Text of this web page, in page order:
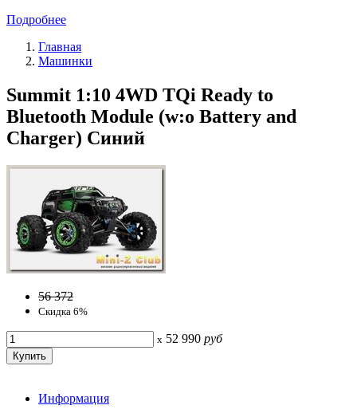
Подробнее
Главная
Машинки
Summit 1:10 4WD TQi Ready to
Bluetooth Module (w:o Battery and
Charger) Синий
56 372
Скидка 6%
x 52 990 руб
Информация